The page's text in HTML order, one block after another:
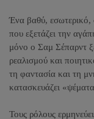
Ένα βαθύ, εσωτερικό,
που εξετάζει την
μόνο ο Σαμ Σέπαρντ
ρεαλισμού και
τη φαντασία και τη
κατασκευάζει
Τους ρόλους